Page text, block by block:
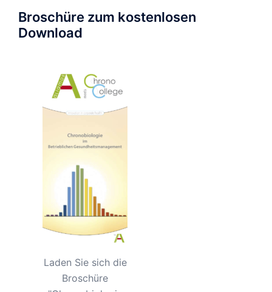
Broschüre zum kostenlosen
Download
Laden Sie sich die
Broschüre